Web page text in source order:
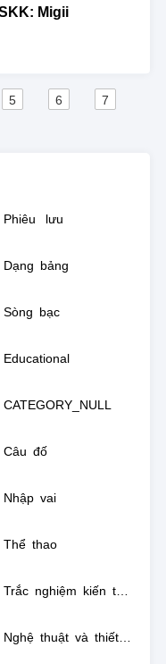
Migii
5 6 7
Phiêu lưu
Dạng bảng
Sòng bạc
Educational
CATEGORY_NULL
Câu đố
Nhập vai
Thể thao